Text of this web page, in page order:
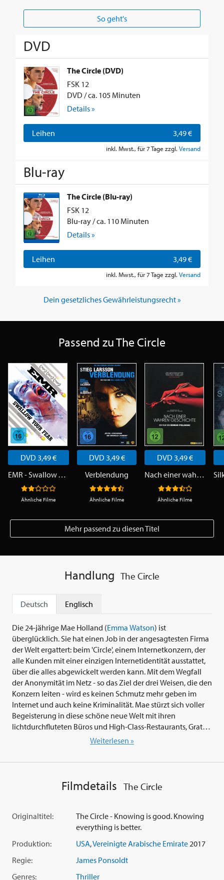
So geht's
DVD
The Circle (DVD)
FSK 12
DVD / ca. 105 Minuten
Details »
Leihen 3,49 €
inkl. Mwst., für 7 Tage zzgl. Versand
Blu-ray
The Circle (Blu-ray)
FSK 12
Blu-ray / ca. 110 Minuten
Details »
Leihen 3,49 €
inkl. Mwst., für 7 Tage zzgl. Versand
Dein gesetzliches Gewährleistungsrecht »
Passend zu The Circle
DVD 3,49 €
EMR - Swallow Your Fear
Ähnliche Filme
DVD 3,49 €
Verblendung
Ähnliche Filme
DVD 3,49 €
Nach einer wahren Geschichte
Ähnliche Filme
Mehr passend zu diesen Titel
Handlung The Circle
Deutsch Englisch
Die 24-jährige Mae Holland (Emma Watson) ist
überglücklich. Sie hat einen Job in der angesagtesten Firma
der Welt ergattert: beim 'Circle', einem Internetkonzern, der
alle Kunden mit einer einzigen Internetidentität ausstattet,
über die alles abgewickelt werden kann. Mit dem Wegfall
der Anonymität im Netz - so das Ziel der drei Weisen, die den
Konzern leiten - wird es keinen Schmutz mehr geben im
Internet und auch keine Kriminalität. Mae stürzt sich voller
Begeisterung in diese schöne neue Welt mit ihren
lichtdurchfluteten Büros und High-Class-Restaurants, Gratis-
Konzerten und coolen Partys. Sie wird zur
'The Circle - Der Kreis' (2017) entführt uns Zuschauer in ein
Dave Eggers ('Ein Hologramm für den König')
aufsehenerregender Bestsellerroman und Abrechnung mit
Huxleys 'Schöne neue Welt' reloaded: 'the Circle' ist ein
packender Thriller über eine bestürzend nahe Zukunft, in
Weiterlesen »
Filmdetails The Circle
Originaltitel:
The Circle - Knowing is good. Knowing
everything is better.
Produktion:
USA,Vereinigte Arabische Emirate 2017
Regie:
James Ponsoldt
Genres:
Thriller